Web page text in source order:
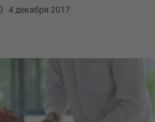
4 декабря 2017